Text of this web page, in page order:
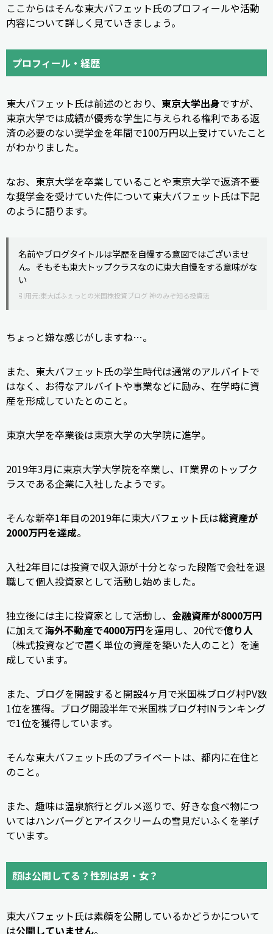
ここからはそんな東大バフェット氏のプロフィールや活動
内容について詳しく見ていきましょう。
プロフィール・経歴
東大バフェット氏は前述のとおり、 東京大学出身ですが、
東京大学では成績が優秀な学生に与えられる権利である返
済の必要のない奨学金を年間で100万円以上受けていたこと
がわかりました。
なお、東京大学を卒業していることや東京大学で返済不要
な奨学金を受けていた件について東大バフェット氏は下記
のように語ります。
名前やブログタイトルは学歴を自慢する意図ではございませ
ん。そもそも東大トップクラスなのに東大自慢をする意味がな
い
引用元:東大ぱふぇっとの米国株投資ブログ 神のみぞ知る投資法
ちょっと嫌な感じがしますね…。
また、東大バフェット氏の学生時代は通常のアルバイトで
はなく、お得なアルバイトや事業などに励み、在学時に資
産を形成していたとのこと。
東京大学を卒業後は東京大学の大学院に進学。
2019年3月に東京大学大学院を卒業し、IT業界のトップク
ラスである企業に入社したようです。
そんな新卒1年目の2019年に東大バフェット氏は総資産が
2000万円を達成。
入社2年目には投資で収入源が十分となった段階で会社を退
職して個人投資家として活動し始めました。
独立後には主に投資家として活動し、 金融資産が8000万円
に加えて海外不動産で4000万円を運用し、20代で億り人
（株式投資などで置く単位の資産を築いた人のこと）を達
成しています。
また、ブログを開設すると開設4ヶ月で米国株ブログ村PV数
1位を獲得。ブログ開設半年で米国株ブログ村INランキング
で1位を獲得しています。
そんな東大バフェット氏のプライベートは、都内に在住と
のこと。
また、趣味は温泉旅行とグルメ巡りで、好きな食べ物につ
いてはハンバーグとアイスクリームの雪見だいふくを挙げ
ています。
顔は公開してる？性別は男・女？
東大バフェット氏は素顔を公開しているかどうかについて
は公開していません。